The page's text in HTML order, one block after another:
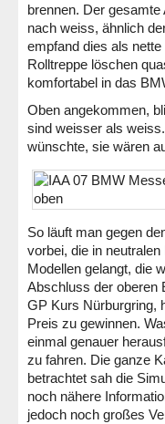
brennen. Der
nach weiss, ähnlich
empfand dies als
Rolltreppe löschen
komfortabel in das
Oben angekommen,
sind weisser als
wünschte, sie wären
So läuft man gegen
vorbei, die in
Modellen gelangt, die
Abschluss der oberen
GP Kurs Nürburgring,
Preis zu gewinnen.
einmal genauer
zu fahren. Die ganze
betrachtet sah die
noch nähere
jedoch noch großes